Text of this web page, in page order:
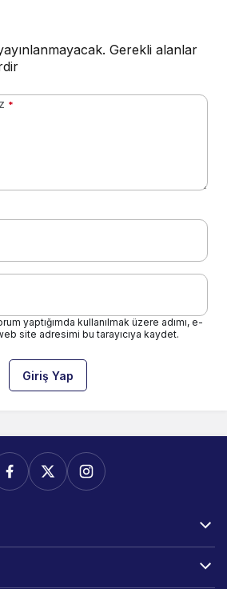
Gerekli alanlar
*
yaptığımda kullanılmak üzere adımı, e-
site adresimi bu tarayıcıya kaydet.
Giriş Yap